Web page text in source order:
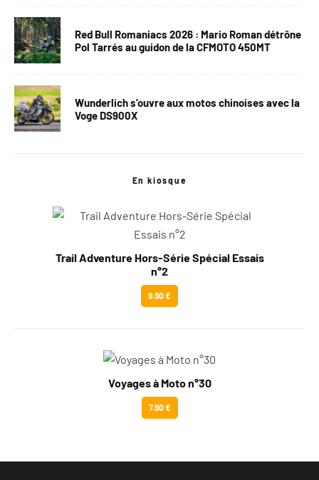
Red Bull Romaniacs 2026 : Mario Roman détrône
Pol Tarrés au guidon de la CFMOTO 450MT
Wunderlich s’ouvre aux motos chinoises avec la
Voge DS900X
En kiosque
Trail Adventure Hors-Série Spécial Essais
n°2
9.90 €
Voyages à Moto n°30
7.90 €